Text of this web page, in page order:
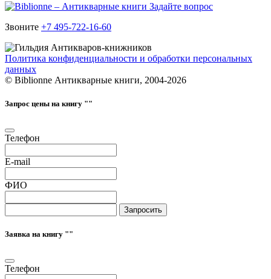
Задайте вопрос
Звоните +7 495-722-16-60
Политика конфиденциальности и обработки персональных
данных
© Biblionne Антикварные книги, 2004-2026
Запрос цены на книгу ""
Телефон
E-mail
ФИО
Запросить
Заявка на книгу ""
Телефон